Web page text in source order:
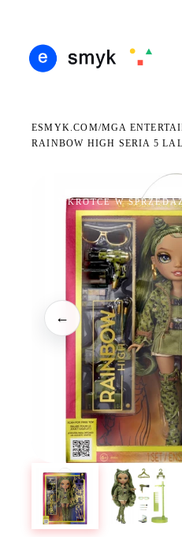
ESMYK.COM/MGA
RAINBOW HIGH SERIA 5
WKRÓTCE W
←